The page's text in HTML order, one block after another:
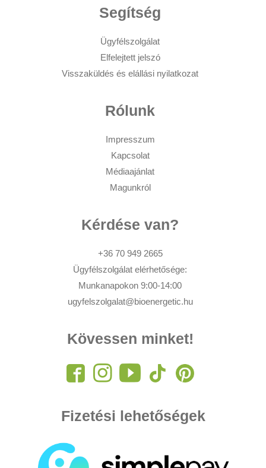
Segítség
Ügyfélszolgálat
Elfelejtett jelszó
Visszaküldés és elállási nyilatkozat
Rólunk
Impresszum
Kapcsolat
Médiaajánlat
Magunkról
Kérdése van?
+36 70 949 2665
Ügyfélszolgálat elérhetősége:
Munkanapokon 9:00-14:00
ugyfelszolgalat@bioenergetic.hu
Kövessen minket!
Fizetési lehetőségek